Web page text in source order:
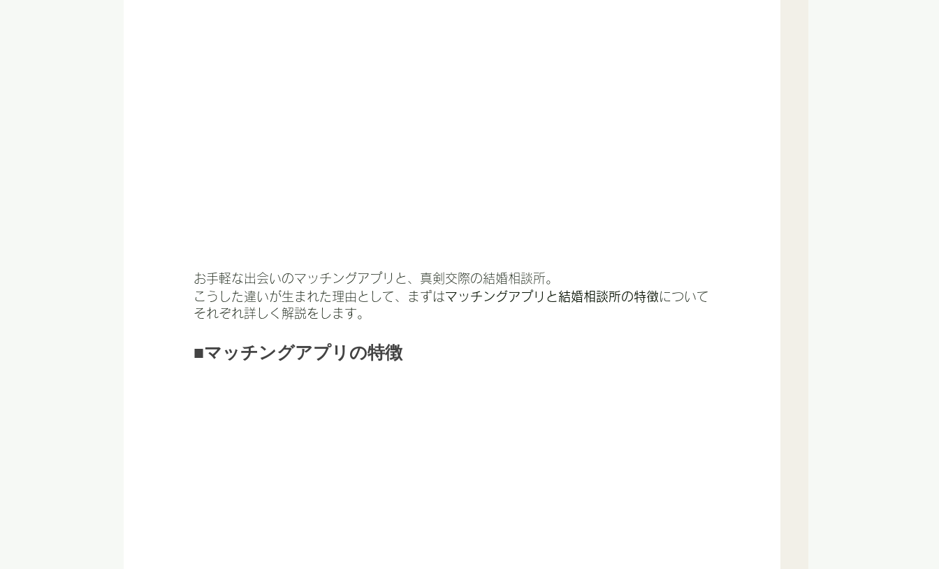
お手軽な出会いのマッチングアプリと、真剣交際の結婚相談所。
こうした違いが生まれた理由として、まずはマッチングアプリと結婚相談所の特徴について
それぞれ詳しく解説をします。
■マッチングアプリの特徴